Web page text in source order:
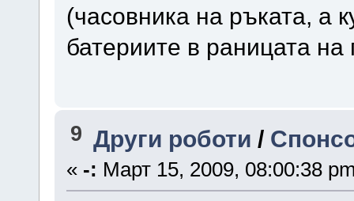
(часовника на ръката, а
батериите в раницата на
9 Други роботи /
« -: Март 15, 2009, 08:00:38